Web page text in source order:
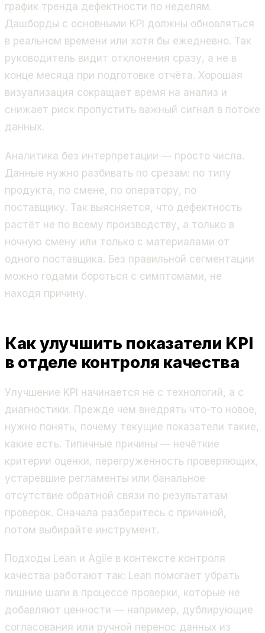
график тренда дефектности по неделям.
Дашборды с основными KPI должны обновляться
в реальном времени или хотя бы ежедневно. Так
руководитель видит отклонения сразу, а не в
конце месяца при подготовке отчёта. Хорошая
визуализация сокращает время на анализ и
снижает риск пропустить важный сигнал в потоке
данных.
Аналитика без интерпретации — просто числа.
Данные нужно разбивать по срезам: по типу
продукта, по смене, по оператору, по
поставщику. Так выясняется, что дефектность
растёт не по всему производству, а только в
ночную смену или только с материалами от
одного поставщика. Без правильной сегментации
можно годами бороться с симптомами, не
находя причину.
Как улучшить показатели KPI
в отделе контроля качества
Улучшение KPI начинается не с технологий, а с
диагностики. Прежде чем внедрять что-то новое,
нужно понять, почему текущие показатели такие,
какие есть. Типичные причины — нечёткие
критерии оценки, перегруженность проверяющих,
устаревшие регламенты или банальное
отсутствие обратной связи по результатам
проверок. Сначала разберитесь с причиной,
потом выбирайте инструмент.
Подходы Lean и Agile в контексте контроля
качества работают так: Lean помогает убрать
лишние шаги в процессе проверки, которые не
добавляют ценности — например, дублирующие
согласования или ручной перенос данных из